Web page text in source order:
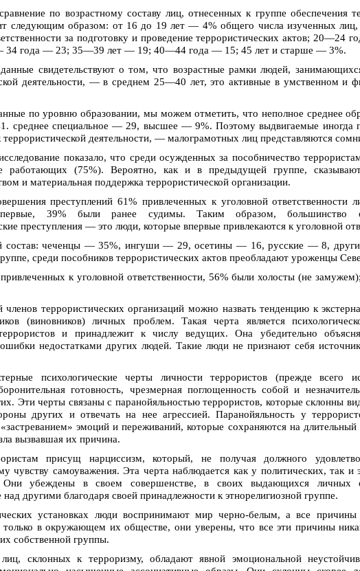
по возрастному составу лиц, отнесенных к группе обеспечения
следующим образом: от 16 до 19 лет — 4% общего числа изученных лиц,
за подготовку и проведение террористических актов; 20—24
года — 23; 35—39 лет — 19; 40—44 года — 15; 45 лет и старше — 3%.
свидетельствуют о том, что возрастные рамки людей,
деятельности, — в среднем 25—40 лет, это активные в умственном и
по уровню образовании, мы можем отметить, что неполное среднее
среднее специальное — 29, высшее — 9%. Поэтому выдвигаемые иногда
террористической деятельности, — малограмотных лиц представляются
показало, что среди осужденных за пособничество
работающих (75%). Вероятно, как и в предыдущей группе,
и материальная поддержка террористической организации.
преступлений 61% привлеченных к уголовной ответственности
39% были ранее судимы. Таким образом, большинство
преступления — это люди, которые впервые привлекаются к уголовной
состав: чеченцы — 35%, ингуши — 29, осетины — 16, русские — 8,
среди пособников террористических актов преобладают уроженцы
к уголовной ответственности, 56% были холосты (не
террористических организаций можно назвать тенденцию к
(виновников) личных проблем. Такая черта является
и принадлежит к числу ведущих. Она убедительно
недостатками других людей. Такие люди не признают себя
психологические черты личности террористов (прежде всего
готовность, чрезмерная поглощенность собой и
Эти черты связаны с паранойяльностью террористов, которые склонны
других и отвечать на нее агрессией. Паранойяльность у
эмоций и переживаний, которые сохраняются на длительный
вызвавшая их причина.
присущ нарциссизм, который, не получая должного
чувству самоуважения. Эта черта наблюдается как у политических, так и
Они убеждены в своем совершенстве, в своих выдающихся личных
над другими благодаря своей принадлежности к этнорелигиозной группе.
установках люди воспринимают мир черно-белым, а все
в окружающем их обществе, они уверены, что все эти причины
собственной группы.
склонных к терроризму, обладают явной эмоциональной